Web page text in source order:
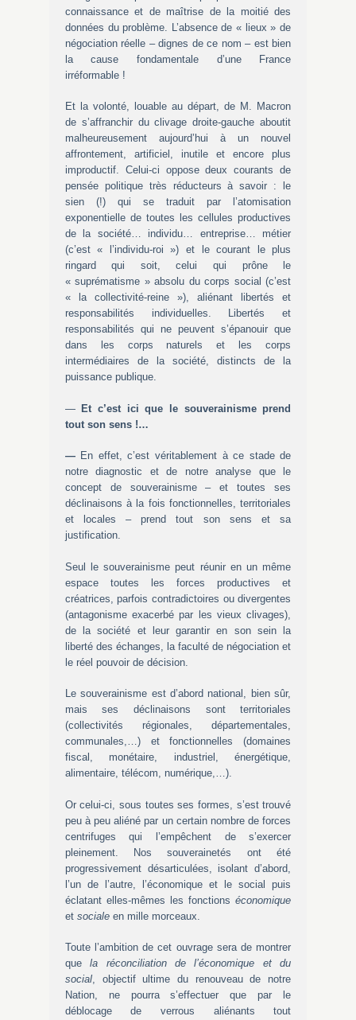
connaissance et de maîtrise de la moitié des
données du problème. L’absence de « lieux » de
négociation réelle – dignes de ce nom – est bien
la cause fondamentale d’une France
irréformable !
Et la volonté, louable au départ, de M. Macron
de s’affranchir du clivage droite-gauche aboutit
malheureusement aujourd’hui à un nouvel
affrontement, artificiel, inutile et encore plus
improductif. Celui-ci oppose deux courants de
pensée politique très réducteurs à savoir : le
sien (!) qui se traduit par l’atomisation
exponentielle de toutes les cellules productives
de la société… individu… entreprise… métier
(c’est « l’individu-roi ») et le courant le plus
ringard qui soit, celui qui prône le
« suprématisme » absolu du corps social (c’est
« la collectivité-reine »), aliénant libertés et
responsabilités individuelles. Libertés et
responsabilités qui ne peuvent s’épanouir que
dans les corps naturels et les corps
intermédiaires de la société, distincts de la
puissance publique.
—Et c’est ici que le souverainisme prend
tout son sens !…
—En effet, c’est véritablement à ce stade de
notre diagnostic et de notre analyse que le
concept de souverainisme – et toutes ses
déclinaisons à la fois fonctionnelles, territoriales
et locales – prend tout son sens et sa
justification.
Seul le souverainisme peut réunir en un même
espace toutes les forces productives et
créatrices, parfois contradictoires ou divergentes
(antagonisme exacerbé par les vieux clivages),
de la société et leur garantir en son sein la
liberté des échanges, la faculté de négociation et
le réel pouvoir de décision.
Le souverainisme est d’abord national, bien sûr,
mais ses déclinaisons sont territoriales
(collectivités régionales, départementales,
communales,…) et fonctionnelles (domaines
fiscal, monétaire, industriel, énergétique,
alimentaire, télécom, numérique,…).
Or celui-ci, sous toutes ses formes, s’est trouvé
peu à peu aliéné par un certain nombre de forces
centrifuges qui l’empêchent de s’exercer
pleinement. Nos souverainetés ont été
progressivement désarticulées, isolant d’abord,
l’un de l’autre, l’économique et le social puis
éclatant elles-mêmes les fonctionséconomique
et socialeen mille morceaux.
Toute l’ambition de cet ouvrage sera de montrer
quela réconciliation de l’économique et du
social, objectif ultime du renouveau de notre
Nation, ne pourra s’effectuer que par le
déblocage de verrous aliénants tout